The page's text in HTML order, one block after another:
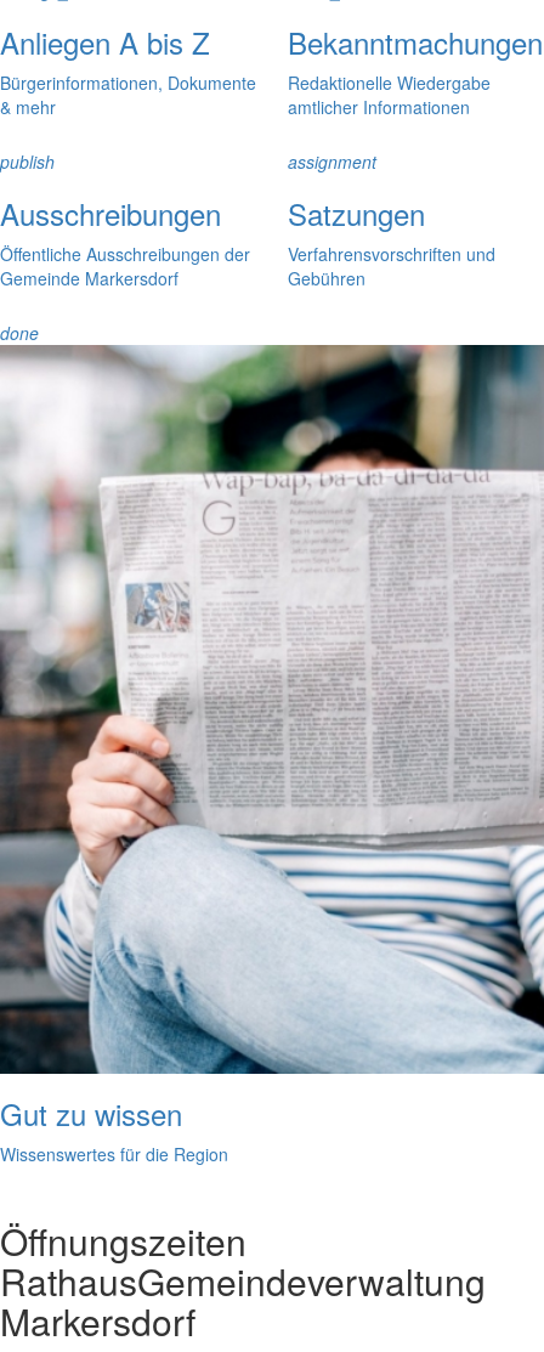
Anliegen A bis Z
Bürgerinformationen, Dokumente
& mehr
Bekanntmachungen
Redaktionelle Wiedergabe
amtlicher Informationen
publish
Ausschreibungen
Öffentliche Ausschreibungen der
Gemeinde Markersdorf
assignment
Satzungen
Verfahrensvorschriften und
Gebühren
done
Gut zu wissen
Wissenswertes für die Region
Öffnungszeiten
RathausGemeindeverwaltung
Markersdorf